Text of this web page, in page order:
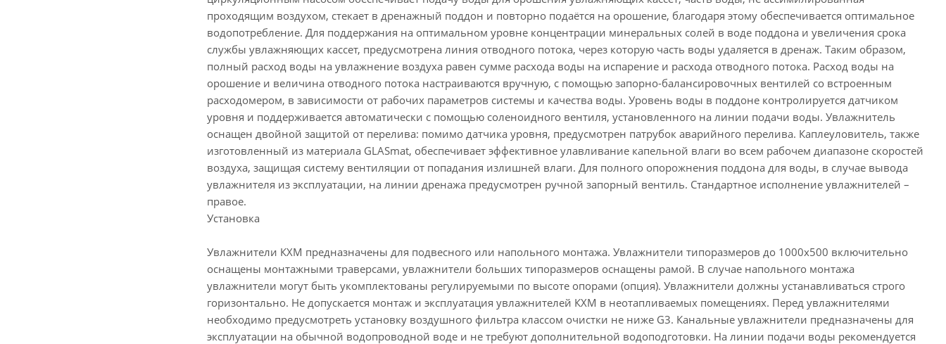
проходящим воздухом, стекает в дренажный поддон и повторно подаётся на орошение, благодаря этому обеспечивается оптимальное
водопотребление. Для поддержания на оптимальном уровне концентрации минеральных солей в воде поддона и увеличения срока
службы увлажняющих кассет, предусмотрена линия отводного потока, через которую часть воды удаляется в дренаж. Таким образом,
полный расход воды на увлажнение воздуха равен сумме расхода воды на испарение и расхода отводного потока. Расход воды на
орошение и величина отводного потока настраиваются вручную, с помощью запорно-балансировочных вентилей со встроенным
расходомером, в зависимости от рабочих параметров системы и качества воды. Уровень воды в поддоне контролируется датчиком
уровня и поддерживается автоматически с помощью соленоидного вентиля, установленного на линии подачи воды. Увлажнитель
оснащен двойной защитой от перелива: помимо датчика уровня, предусмотрен патрубок аварийного перелива. Каплеуловитель, также
изготовленный из материала GLASmat, обеспечивает эффективное улавливание капельной влаги во всем рабочем диапазоне скоростей
воздуха, защищая систему вентиляции от попадания излишней влаги. Для полного опорожнения поддона для воды, в случае вывода
увлажнителя из эксплуатации, на линии дренажа предусмотрен ручной запорный вентиль. Стандартное исполнение увлажнителей –
правое.
Установка
Увлажнители КХМ предназначены для подвесного или напольного монтажа. Увлажнители типоразмеров до 1000х500 включительно
оснащены монтажными траверсами, увлажнители больших типоразмеров оснащены рамой. В случае напольного монтажа
увлажнители могут быть укомплектованы регулируемыми по высоте опорами (опция). Увлажнители должны устанавливаться строго
горизонтально. Не допускается монтаж и эксплуатация увлажнителей КХМ в неотапливаемых помещениях. Перед увлажнителями
необходимо предусмотреть установку воздушного фильтра классом очистки не ниже G3. Канальные увлажнители предназначены для
эксплуатации на обычной водопроводной воде и не требуют дополнительной водоподготовки. На линии подачи воды рекомендуется